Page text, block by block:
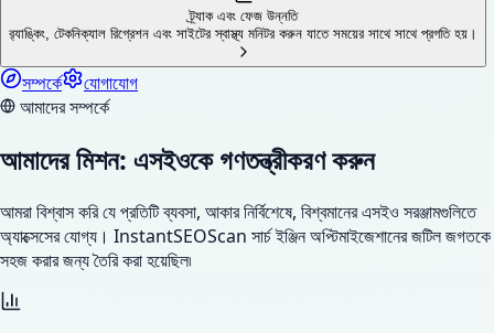
ট্র্যাক এবং ফেজ উন্নতি
র‌্যাঙ্কিং, টেকনিক্যাল রিগ্রেশন এবং সাইটের স্বাস্থ্য মনিটর করুন যাতে সময়ের সাথে সাথে প্রগতি হয়।
সম্পর্কে
যোগাযোগ
আমাদের সম্পর্কে
আমাদের মিশন: এসইওকে গণতন্ত্রীকরণ করুন
আমরা বিশ্বাস করি যে প্রতিটি ব্যবসা, আকার নির্বিশেষে, বিশ্বমানের এসইও সরঞ্জামগুলিতে
অ্যাক্সেসের যোগ্য। InstantSEOScan সার্চ ইঞ্জিন অপ্টিমাইজেশানের জটিল জগতকে
সহজ করার জন্য তৈরি করা হয়েছিল৷